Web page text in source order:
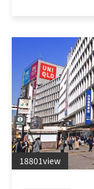
18801view